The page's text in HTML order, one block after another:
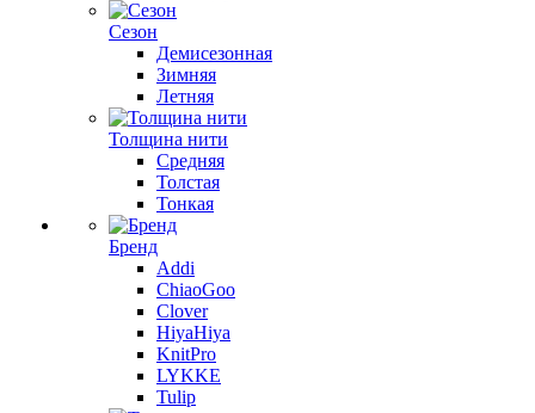
Сезон
Демисезонная
Зимняя
Летняя
Толщина нити
Средняя
Толстая
Тонкая
Бренд
Addi
ChiaoGoo
Clover
HiyaHiya
KnitPro
LYKKE
Tulip